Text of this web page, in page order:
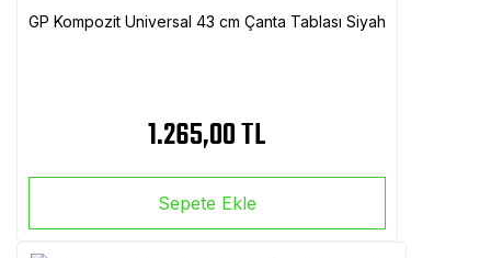
GP Kompozit Universal 43 cm Çanta Tablası Siyah
1.265,00 TL
Sepete Ekle